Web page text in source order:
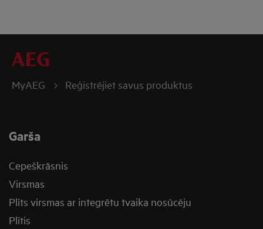
MyAEG Reģistrējiet savus produktus
Garša
Cepeškrāsnis
Virsmas
Plīts virsmas ar integrētu tvaika nosūcēju
Plītis